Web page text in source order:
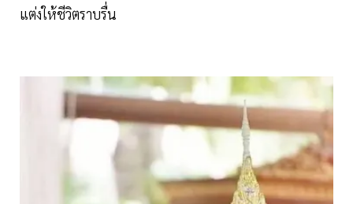
แต่งให้ชีวิตราบรื่น